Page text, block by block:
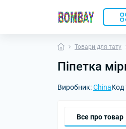
Товари для тату
Піпетка
Виробник:ChinaКод
Все про товар